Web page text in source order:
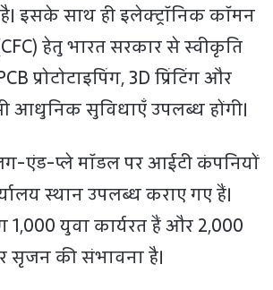
इसके साथ ही इलेक्ट्रॉनिक कॉमन
हेतु भारत सरकार से स्वीकृति
प्रोटोटाइपिंग, 3D प्रिंटिंग और
आधुनिक सुविधाएँ उपलब्ध होंगी।
एंड-प्ले मॉडल पर आईटी कंपनियों
स्थान उपलब्ध कराए गए हैं।
1,000 युवा कार्यरत हैं और 2,000
सृजन की संभावना है।